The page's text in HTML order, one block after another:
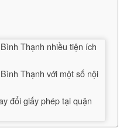
Thạnh nhiều tiện ích
Thạnh với một số nội
đổi giấy phép tại quận